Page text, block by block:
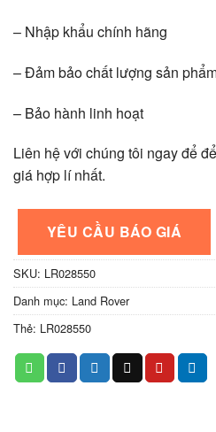
– Nhập khẩu chính hãng
– Đảm bảo chất lượng sản
– Bảo hành linh hoạt
Liên hệ với chúng tôi ngay để
giá hợp lí nhất.
YÊU CẦU BÁO GIÁ
SKU: LR028550
Danh mục: Land Rover
Thẻ: LR028550